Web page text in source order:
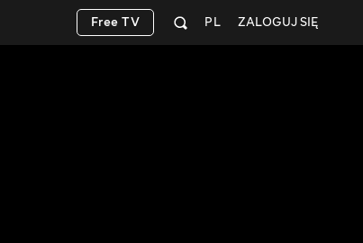
ZALOGUJ SIĘ
PL
Free TV